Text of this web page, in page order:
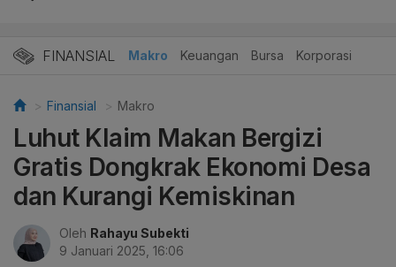
FINANSIAL Makro Keuangan Bursa Korporasi
Finansial Makro
Luhut Klaim Makan Bergizi
Gratis Dongkrak Ekonomi Desa
dan Kurangi Kemiskinan
Oleh Rahayu Subekti
9 Januari 2025, 16:06